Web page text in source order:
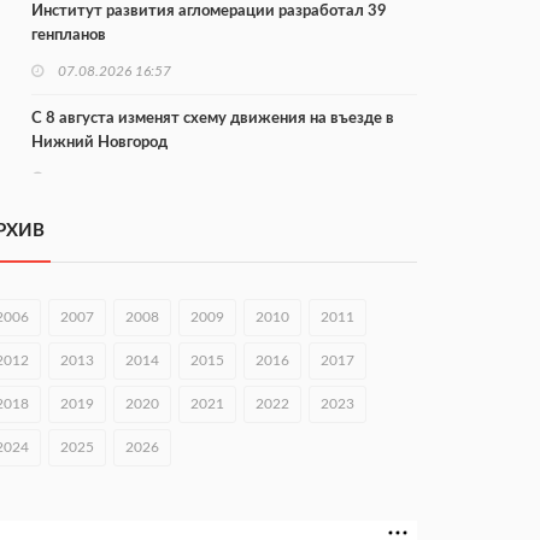
Институт развития агломерации разработал 39
генпланов
07.08.2026 16:57
С 8 августа изменят схему движения на въезде в
Нижний Новгород
В Нижегородской области прошло заседание АТК и
07.08.2026 14:01
лесного пожарного
2007 2008 2009 2010 2011
2013 2014 2015 2016 2017
2019 2020 2021 2022 2023
2025 2026